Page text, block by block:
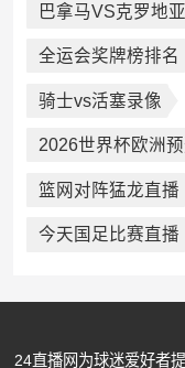
巴拿马VS克罗地亚
全运会奖牌榜排名
骑士vs活塞录像
2026世界杯欧洲
篮网对阵猛龙直播
今天国足比赛直播
24直播网为球迷爱好者